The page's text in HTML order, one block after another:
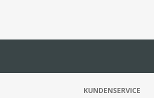
KUNDENSERVICE